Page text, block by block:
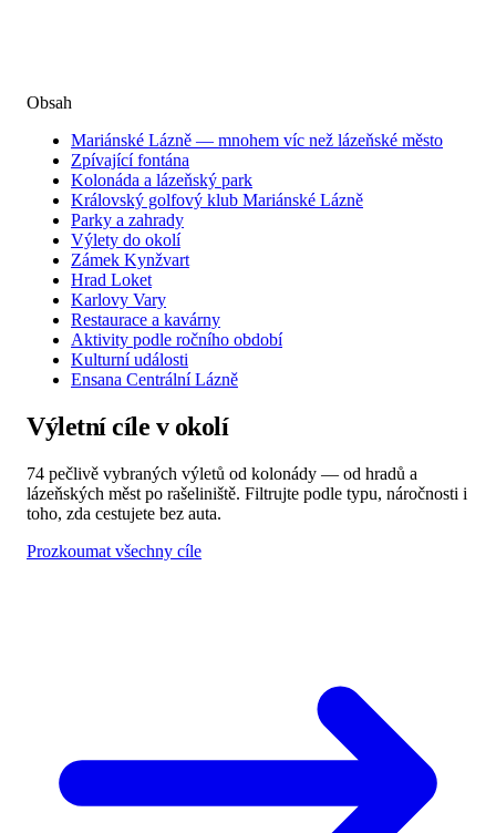
Obsah
Mariánské Lázně — mnohem víc než lázeňské město
Zpívající fontána
Kolonáda a lázeňský park
Královský golfový klub Mariánské Lázně
Parky a zahrady
Výlety do okolí
Zámek Kynžvart
Hrad Loket
Karlovy Vary
Restaurace a kavárny
Aktivity podle ročního období
Kulturní události
Ensana Centrální Lázně
Výletní cíle v okolí
74 pečlivě vybraných výletů od kolonády — od hradů a
lázeňských měst po rašeliniště. Filtrujte podle typu, náročnosti i
toho, zda cestujete bez auta.
Prozkoumat všechny cíle